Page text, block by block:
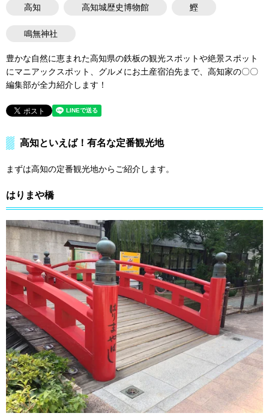
高知 高知城歴史博物館 鰹
鳴無神社
豊かな自然に恵まれた高知県の鉄板の観光スポットや絶景スポット
にマニアックスポット、グルメにお土産宿泊先まで、高知家の〇〇
編集部が全力紹介します！
高知といえば！有名な定番観光地
まずは高知の定番観光地からご紹介します。
はりまや橋